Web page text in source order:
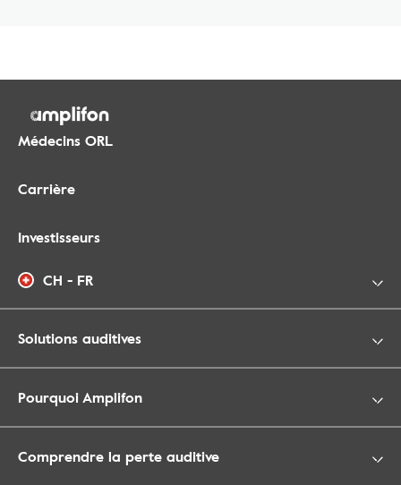
Médecins ORL
Carrière
Investisseurs
CH - FR
Solutions auditives
Pourquoi Amplifon
Comprendre la perte auditive